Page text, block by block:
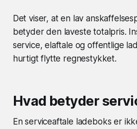
Det viser, at en lav
betyder den laveste totalpris.
service, elaftale og offentlige
hurtigt flytte regnestykket.
Hvad betyder
En serviceaftale ladeboks er